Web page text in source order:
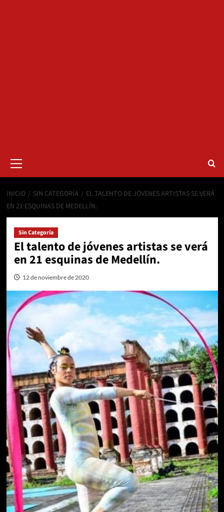
primario
INICIO SIN CATEGORÍA
EL TALENTO DE JÓVENES ARTISTAS SE VERÁ
EN 21 ESQUINAS DE MEDELLÍN.
Sin Categoría
El talento de jóvenes artistas se verá
en 21 esquinas de Medellín.
12 de noviembre de 2020